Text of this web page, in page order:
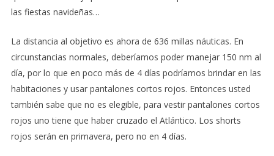
las fiestas navideñas…
La distancia al objetivo es ahora de 636 millas náuticas. En
circunstancias normales, deberíamos poder manejar 150 nm al
día, por lo que en poco más de 4 días podríamos brindar en las
habitaciones y usar pantalones cortos rojos. Entonces usted
también sabe que no es elegible, para vestir pantalones cortos
rojos uno tiene que haber cruzado el Atlántico. Los shorts
rojos serán en primavera, pero no en 4 días.